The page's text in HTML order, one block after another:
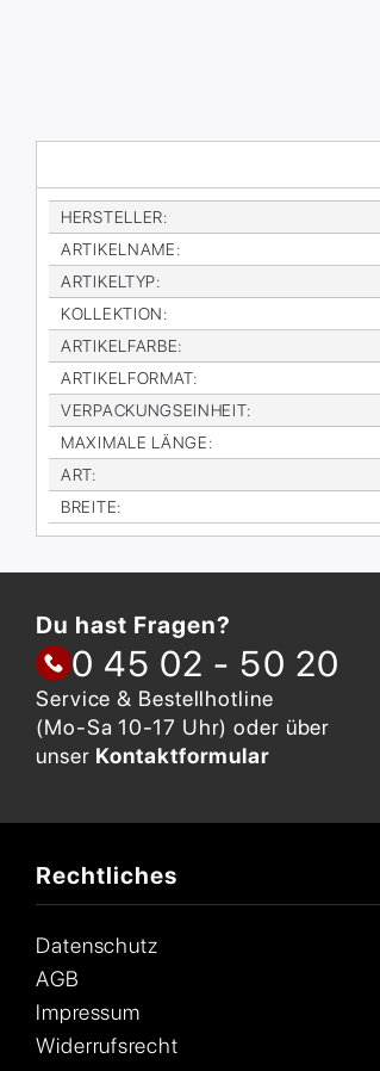
HER­STEL­LER:
AR­TI­KEL­NA­ME:
AR­TI­KEL­TYP:
KOL­LEK­TI­ON:
AR­TI­KEL­FAR­BE:
AR­TI­KEL­FOR­MAT:
VER­PA­CKUNGS­EIN­HEIT:
MA­XI­MA­LE LÄN­GE:
ART:
BREI­TE:
Du hast Fragen?
0 45 02 - 50 20
Service & Bestellhotline
(Mo-Sa 10-17 Uhr) oder über
unser Kontaktformular
Rechtliches
Datenschutz
AGB
Impressum
Widerrufsrecht